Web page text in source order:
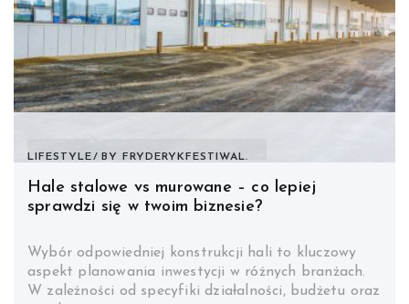
LIFESTYLE BY FRYDERYKFESTIWAL.
Hale stalowe vs murowane – co lepiej
sprawdzi się w twoim biznesie?
Wybór odpowiedniej konstrukcji hali to kluczowy
aspekt planowania inwestycji w różnych branżach.
W zależności od specyfiki działalności, budżetu oraz